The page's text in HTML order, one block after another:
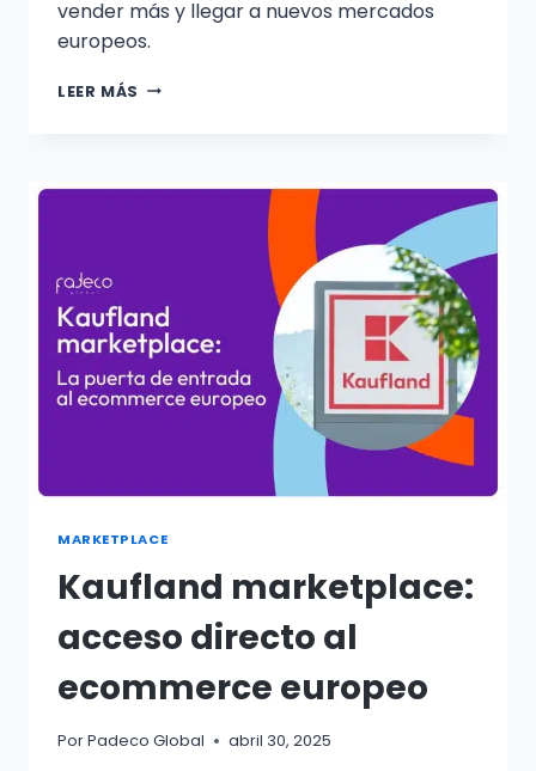
vender más y llegar a nuevos mercados
europeos.
LEER MÁS
MARKETPLACE
Kaufland marketplace:
acceso directo al
ecommerce europeo
PorPadeco Global abril 30, 2025